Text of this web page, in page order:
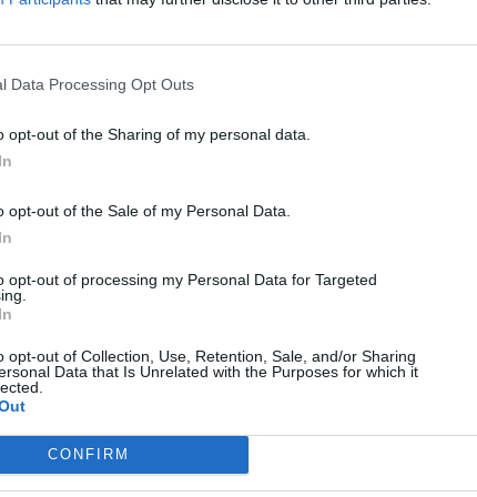
Data Processing Opt Outs
opt-out of the Sharing of my personal data.
opt-out of the Sale of my Personal Data.
opt-out of processing my Personal Data for Targeted
opt-out of Collection, Use, Retention, Sale, and/or Sharing
Data that Is Unrelated with the Purposes for which it
CONFIRM
Ταχυδρομική
οδηγό δικύκλου στη
10:18
Θέσεις εργασίας από τη